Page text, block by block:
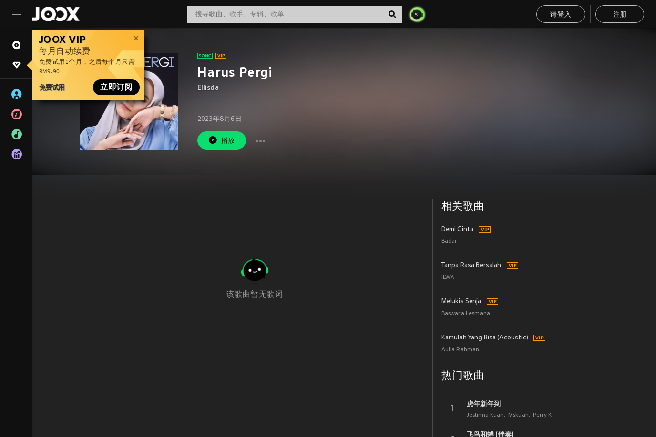
请登入 注册
JOOX VIP
每月自动续费
免费试用1个月，之后每个月只需
RM9.90
免费试用 立即订阅
Harus Pergi
Ellisda
2023年8月6日
播放
该歌曲暂无歌词
相关歌曲
Demi Cinta
Badai
Tanpa Rasa Bersalah
ILWA
Melukis Senja
Baswara Lesmana
Kamulah Yang Bisa (Acoustic)
Aulia Rahman
热门歌曲
1
虎年新年到
Jestinna Kuan Mskuan Perry K
飞鸟和蝉 (伴奏)